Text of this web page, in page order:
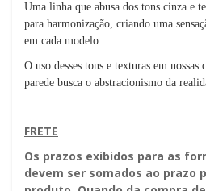
Uma linha que abusa dos tons cinza e
para harmonização, criando uma
em cada modelo.
O uso desses tons e texturas em nossas
parede busca o abstracionismo da
FRETE
Os prazos exibidos para as
devem ser somados ao prazo